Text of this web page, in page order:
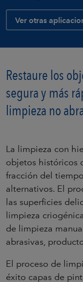
Restaure los
segura y más
limpieza no
La limpieza con
objetos históricos
fracción del
alternativos. El
las superficies
limpieza
de limpieza
abrasivas,
El proceso de
éxito capas de